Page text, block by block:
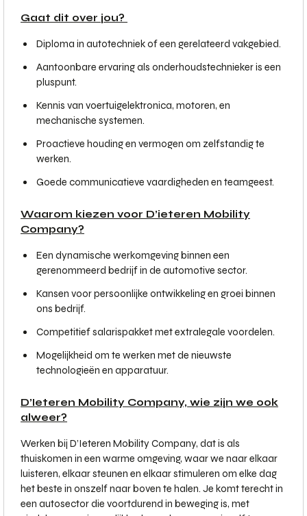
Gaat dit over jou?
Diploma in autotechniek of een gerelateerd vakgebied.
Aantoonbare ervaring als onderhoudstechnieker is een
pluspunt.
Kennis van voertuigelektronica, motoren, en
mechanische systemen.
Proactieve houding en vermogen om zelfstandig te
werken.
Goede communicatieve vaardigheden en teamgeest.
Waarom kiezen voor D’ieteren Mobility
Company?
Een dynamische werkomgeving binnen een
gerenommeerd bedrijf in de automotive sector.
Kansen voor persoonlijke ontwikkeling en groei binnen
ons bedrijf.
Competitief salarispakket met extralegale voordelen.
Mogelijkheid om te werken met de nieuwste
technologieën en apparatuur.
D’Ieteren Mobility Company, wie zijn we ook
alweer?
Werken bij D’Ieteren Mobility Company, dat is als
thuiskomen in een warme omgeving, waar we naar elkaar
luisteren, elkaar steunen en elkaar stimuleren om elke dag
het beste in onszelf naar boven te halen. Je komt terecht in
een autosector die voortdurend in beweging is, met